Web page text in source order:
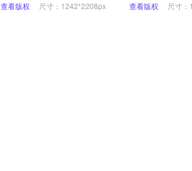
查看版权 尺寸：1242*2208px 查看版权 尺寸